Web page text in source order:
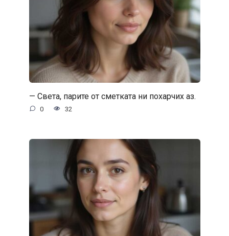
— Света, парите от сметката ни похарчих аз.
0 32